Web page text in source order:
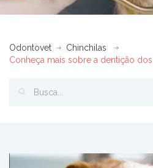
Odontovet
Chinchilas
Conheça mais sobre a dentição